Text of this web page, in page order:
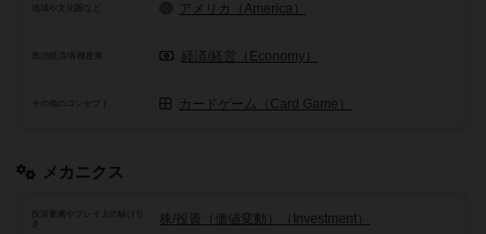
地域や文化圏など アメリカ（America）
政治経済/各種産業 経済/経営（Economy）
その他のコンセプト カードゲーム（Card Game）
メカニクス
投資要素やプレイ上の駆け引
き
株/投資（価値変動）（Investment）